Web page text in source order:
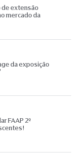
de extensão
mercado da
da exposição
FAAP 2º